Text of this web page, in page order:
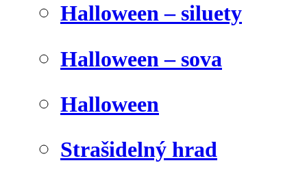
Halloween – siluety
Halloween – sova
Halloween
Strašidelný hrad